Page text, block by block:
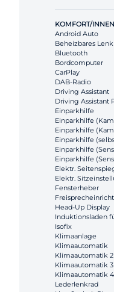
KOMFORT/
Android Auto
Beheizbares
Bluetooth
Bordcomputer
CarPlay
DAB-Radio
Driving Assistant
Driving Assistant
Einparkhilfe
Einparkhilfe
Einparkhilfe
Einparkhilfe
Einparkhilfe
Einparkhilfe
Elektr.
Elektr.
Fensterheber
Head-Up Display
Induktionsladen
Isofix
Klimaanlage
Klimaautomatik
Klimaautomatik
Klimaautomatik
Klimaautomatik
Lederlenkrad